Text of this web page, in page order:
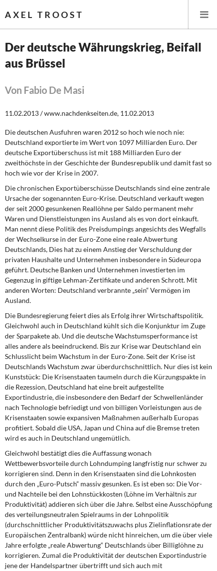
AXEL TROOST
Startseite
Themen
Leitlinien linker Wirtschafts- und Finanzpolitik
Wirtschaftspolitik
Steuer- und Finanzpolitik
Eurokrise und Griechenland
DIE LINKE
Weitere Themen
Memo-Gruppe
Institut Solidarische Moderne
Rosa-Luxemburg-Stiftung
Über mich
Kontakt
Der deutsche Währungskrieg, Beifall
aus Brüssel
Von Fabio De Masi
11.02.2013 / www.nachdenkseiten.de, 11.02.2013
Die deutschen Ausfuhren waren 2012 so hoch wie noch nie:
Deutschland exportierte im Wert von 1097 Milliarden Euro. Der
deutsche Exportüberschuss ist mit 188 Milliarden Euro der
zweithöchste in der Geschichte der Bundesrepublik und damit fast so
hoch wie vor der Krise in 2007.
Die chronischen Exportüberschüsse Deutschlands sind eine zentrale
Ursache der sogenannten Euro-Krise. Deutschland verkauft wegen
der seit 2000 gesunkenen Reallöhne per Saldo permanent mehr
Waren und Dienstleistungen ins Ausland als es von dort einkauft.
Man nennt diese Politik des Preisdumpings angesichts des Wegfalls
der Wechselkurse in der Euro-Zone eine reale Abwertung
Deutschlands, Dies hat zu einem Anstieg der Verschuldung der
privaten Haushalte und Unternehmen insbesondere in Südeuropa
geführt. Deutsche Banken und Unternehmen investierten im
Gegenzug in giftige Lehman-Zertifikate und anderen Schrott. Mit
anderen Worten: Deutschland verbrannte „sein“ Vermögen im
Ausland.
Die Bundesregierung feiert dies als Erfolg ihrer Wirtschaftspolitik.
Gleichwohl auch in Deutschland kühlt sich die Konjunktur im Zuge
der Sparpakete ab. Und die deutsche Wachstumsperformance ist
alles andere als beeindruckend. Bis zur Krise war Deutschland ein
Schlusslicht beim Wachstum in der Euro-Zone. Seit der Krise ist
Deutschlands Wachstum zwar überdurchschnittlich. Nur dies ist kein
Kunststück: Die Krisenstaaten taumeln durch die Kürzungspakte in
die Rezession, Deutschland hat eine breit aufgestellte
Exportindustrie, die insbesondere den Bedarf der Schwellenländer
nach Technologie befriedigt und von billigen Vorleistungen aus de
Krisenstaaten sowie expansiven Maßnahmen außerhalb Europas
profitiert. Sobald die USA, Japan und China auf die Bremse treten
wird es auch in Deutschland ungemütlich.
Gleichwohl bestätigt dies die Auffassung wonach
Wettbewerbsvorteile durch Lohndumping langfristig nur schwer zu
korrigieren sind. Denn in den Krisenstaaten sind die Lohnkosten
durch den „Euro-Putsch“ massiv gesunken. Es ist eben so: Die Vor-
und Nachteile bei den Lohnstückkosten (Löhne im Verhältnis zur
Produktivität) addieren sich über die Jahre. Selbst eine Ausschöpfung
des verteilungsneutralen Spielraums in der Lohnpolitik
(durchschnittlicher Produktivitätszuwachs plus Zielinflationsrate der
Europäischen Zentralbank) würde nicht hinreichen, um die über viele
Jahre erfolgte „reale Abwertung“ Deutschlands über Billiglöhne zu
korrigieren. Zumal die Produktivität der deutschen Exportindustrie
jene der Handelspartner übertrifft und sich auch mit